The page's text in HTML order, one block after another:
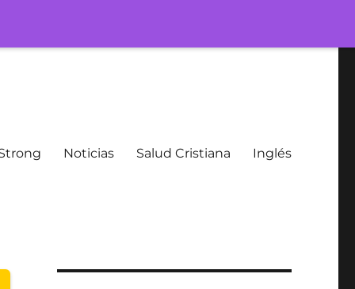
Noticias Salud Cristiana Inglés